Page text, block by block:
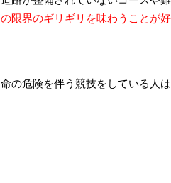
の限界のギリギリを味わうことが好
命の危険を伴う競技をしている人